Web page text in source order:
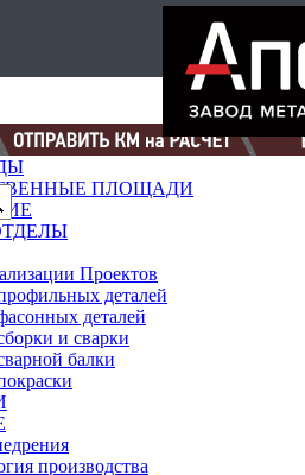
ПЛОЩАДИ
Проектов
деталей
деталей
и сварки
балки
производства